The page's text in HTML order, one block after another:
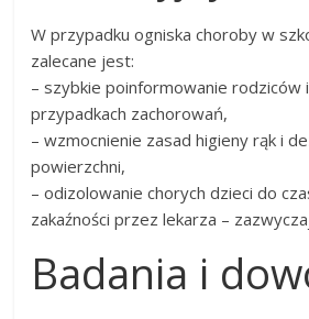
W przypadku ogniska choroby w
zalecane jest:
– szybkie poinformowanie rodziców
przypadkach zachorowań,
– wzmocnienie zasad higieny rąk i
powierzchni,
– odizolowanie chorych dzieci do
zakaźności przez lekarza –
Badania i